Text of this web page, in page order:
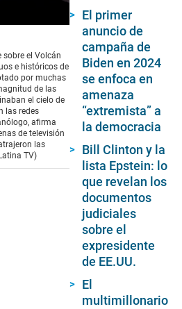
sobre el Volcán
e históricos de
por muchas
de las
el cielo de
las redes
afirma
de televisión
las
TV)
El primer
anuncio de
campaña de
Biden en 2024
se enfoca en
amenaza
“extremista” a
la democracia
Bill Clinton y la
lista Epstein: lo
que revelan los
documentos
judiciales
sobre el
expresidente
de EE.UU.
El
multimillonario